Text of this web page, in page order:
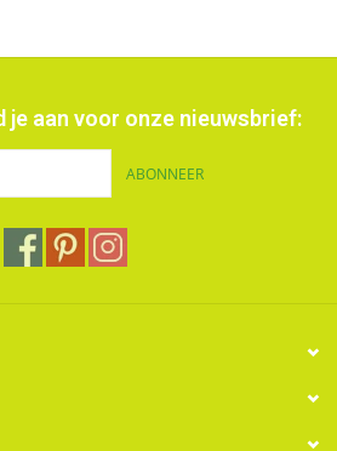
je aan voor onze nieuwsbrief:
ABONNEER